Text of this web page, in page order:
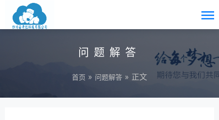
问题解答
首页 » 问题解答 » 正文